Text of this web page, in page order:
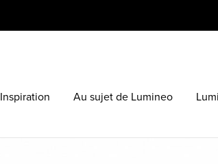
Inspiration Au sujet de Lumineo